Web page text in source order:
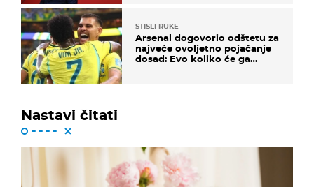
STISLI RUKE
Arsenal dogovorio odštetu za
najveće ovoljetno pojačanje
dosad: Evo koliko će ga
Nastavi čitati